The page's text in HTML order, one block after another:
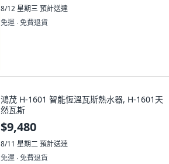
8/12 星期三預計送達
免運 ∙ 免費退貨
鴻茂 H-1601 智能恆溫瓦斯熱水器, H-1601天
然瓦斯
$9,480
8/11 星期二預計送達
免運 ∙ 免費退貨